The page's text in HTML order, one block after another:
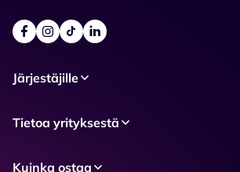
Järjestäjille
Tietoa yrityksestä
Kuinka ostaa